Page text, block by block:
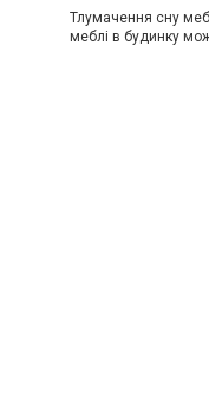
Тлумачення сну
меблі в будинку